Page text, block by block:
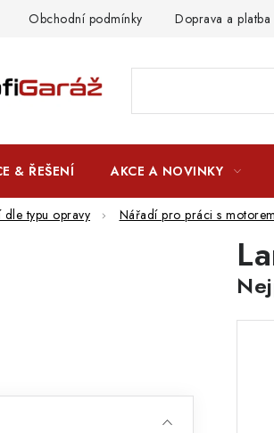
Obchodní podmínky Doprava a platba
& ŘEŠENÍ AKCE A NOVINKY
typu opravy Nářadí pro práci s motorem